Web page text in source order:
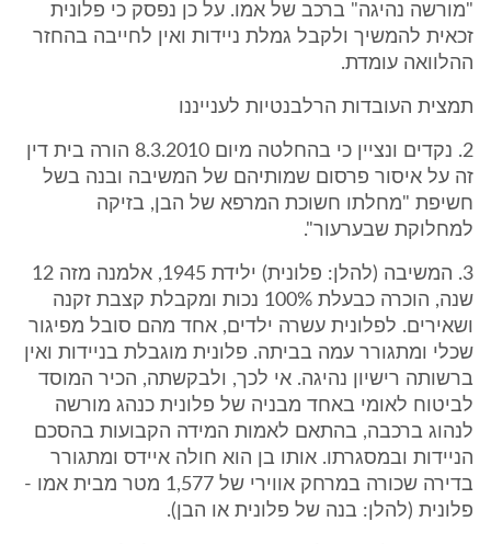
"מורשה נהיגה" ברכב של אמו. על כן נפסק כי פלונית
זכאית להמשיך ולקבל גמלת ניידות ואין לחייבה בהחזר
ההלוואה עומדת.
תמצית העובדות הרלבנטיות לענייננו
2. נקדים ונציין כי בהחלטה מיום 8.3.2010 הורה בית דין
זה על איסור פרסום שמותיהם של המשיבה ובנה בשל
חשיפת "מחלתו חשוכת המרפא של הבן, בזיקה
למחלוקת שבערעור".
3. המשיבה (להלן: פלונית) ילידת 1945, אלמנה מזה 12
שנה, הוכרה כבעלת 100% נכות ומקבלת קצבת זקנה
ושאירים. לפלונית עשרה ילדים, אחד מהם סובל מפיגור
שכלי ומתגורר עמה בביתה. פלונית מוגבלת בניידות ואין
ברשותה רישיון נהיגה. אי לכך, ולבקשתה, הכיר המוסד
לביטוח לאומי באחד מבניה של פלונית כנהג מורשה
לנהוג ברכבה, בהתאם לאמות המידה הקבועות בהסכם
הניידות ובמסגרתו. אותו בן הוא חולה איידס ומתגורר
בדירה שכורה במרחק אווירי של 1,577 מטר מבית אמו -
פלונית (להלן: בנה של פלונית או הבן).